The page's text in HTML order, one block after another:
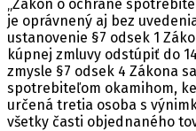
„Zákon o ochrane
je oprávnený aj bez
ustanovenie §7 odsek 1
kúpnej zmluvy odstúpiť do
zmysle §7 odsek 4 Zákona
spotrebiteľom okamihom,
určená tretia osoba s
všetky časti objednaného